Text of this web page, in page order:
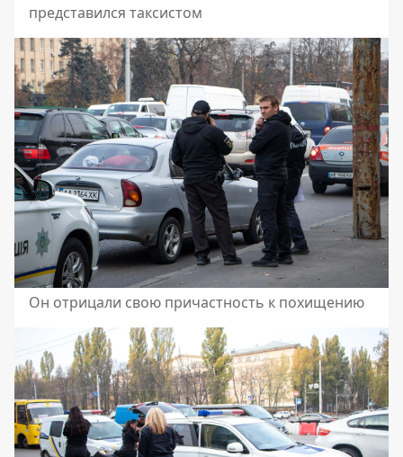
представился таксистом
Он отрицали свою причастность к похищению